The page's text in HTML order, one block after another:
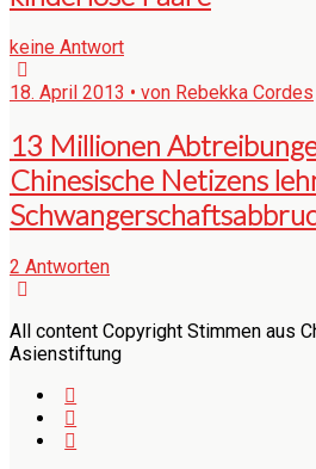
keine Antwort
18. April 2013 • von Rebekka Cordes
13 Millionen
Chinesische Netizens
2 Antworten
All content Copyright Stimmen aus
Asienstiftung